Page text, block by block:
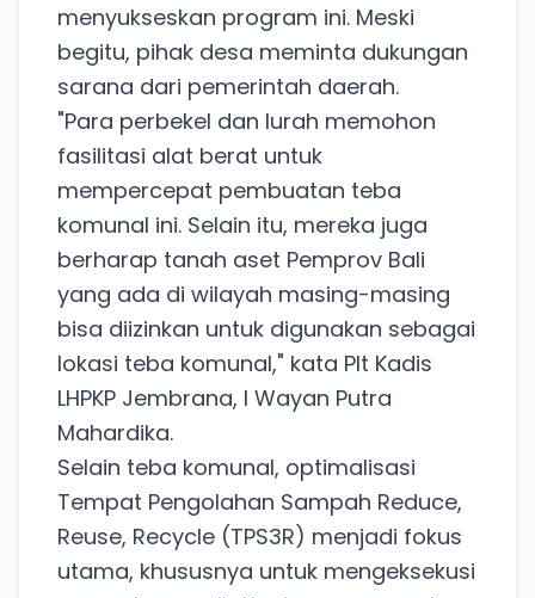
menyukseskan program ini. Meski
begitu, pihak desa meminta dukungan
sarana dari pemerintah daerah.
"Para perbekel dan lurah memohon
fasilitasi alat berat untuk
mempercepat pembuatan teba
komunal ini. Selain itu, mereka juga
berharap tanah aset Pemprov Bali
yang ada di wilayah masing-masing
bisa diizinkan untuk digunakan sebagai
lokasi teba komunal," kata Plt Kadis
LHPKP Jembrana, I Wayan Putra
Mahardika.
Selain teba komunal, optimalisasi
Tempat Pengolahan Sampah Reduce,
Reuse, Recycle (TPS3R) menjadi fokus
utama, khususnya untuk mengeksekusi